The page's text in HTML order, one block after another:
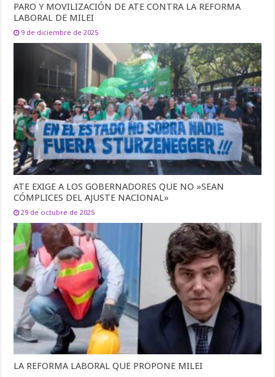
PARO Y MOVILIZACIÓN DE ATE CONTRA LA REFORMA
LABORAL DE MILEI
9 de diciembre de 2025
ATE EXIGE A LOS GOBERNADORES QUE NO »SEAN
CÓMPLICES DEL AJUSTE NACIONAL»
29 de octubre de 2025
LA REFORMA LABORAL QUE PROPONE MILEI